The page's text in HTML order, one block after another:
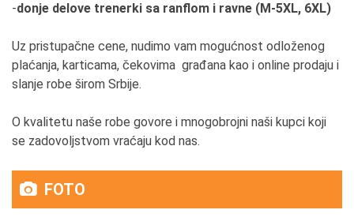
-donje delove trenerki sa ranflom i ravne (M-5XL, 6XL)
Uz pristupačne cene, nudimo vam mogućnost odloženog
plaćanja, karticama, čekovima građana kao i online prodaju i
slanje robe širom Srbije.
O kvalitetu naše robe govore i mnogobrojni naši kupci koji
se zadovoljstvom vraćaju kod nas.
FOTO